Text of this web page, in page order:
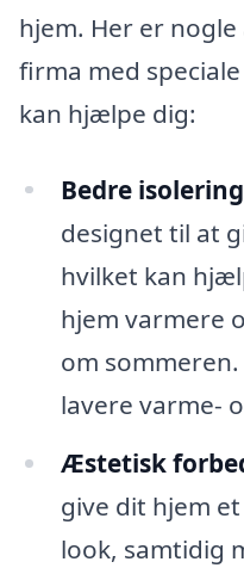
hjem. Her er
firma med
kan hjælpe dig:
Bedre
designet til at
hvilket kan
hjem varmere
om
lavere varme-
Æstetisk
give dit hjem
look, samtidig